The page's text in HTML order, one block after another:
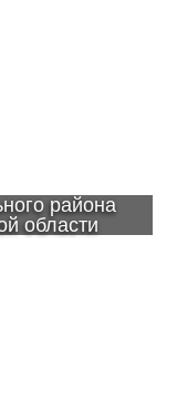
района
области